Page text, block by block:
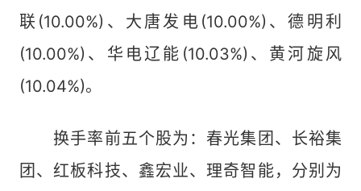
联(10.00%)、大唐发电(10.00%)、德明利
(10.00%)、华电辽能(10.03%)、黄河旋风
(10.04%)。
换手率前五个股为：春光集团、长裕集
团、红板科技、鑫宏业、理奇智能，分别为